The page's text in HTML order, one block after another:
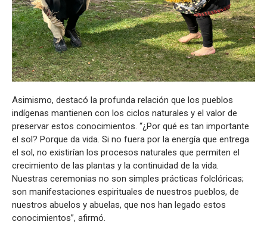
Asimismo, destacó la profunda relación que los pueblos
indígenas mantienen con los ciclos naturales y el valor de
preservar estos conocimientos. “¿Por qué es tan importante
el sol? Porque da vida. Si no fuera por la energía que entrega
el sol, no existirían los procesos naturales que permiten el
crecimiento de las plantas y la continuidad de la vida.
Nuestras ceremonias no son simples prácticas folclóricas;
son manifestaciones espirituales de nuestros pueblos, de
nuestros abuelos y abuelas, que nos han legado estos
conocimientos”, afirmó.